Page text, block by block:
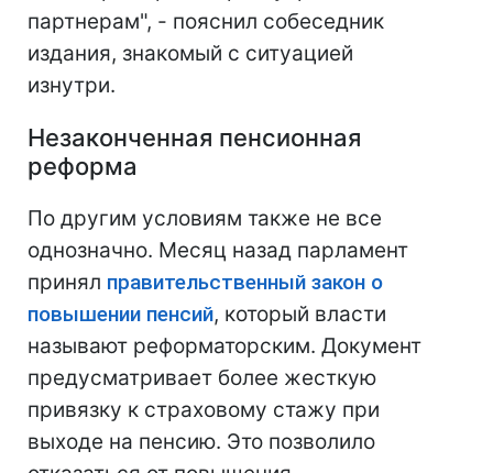
партнерам", - пояснил собеседник
издания, знакомый с ситуацией
изнутри.
Незаконченная пенсионная
реформа
По другим условиям также не все
однозначно. Месяц назад парламент
принял правительственный закон о
повышении пенсий, который власти
называют реформаторским. Документ
предусматривает более жесткую
привязку к страховому стажу при
выходе на пенсию. Это позволило